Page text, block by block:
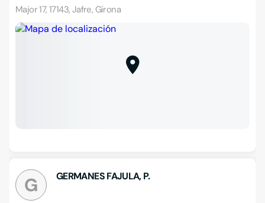
Major 17, 17143, Jafre, Girona
G GERMANES FAJULA, P.